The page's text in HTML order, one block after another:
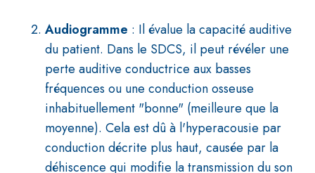
Audiogramme : Il évalue la capacité auditive
du patient. Dans le SDCS, il peut révéler une
perte auditive conductrice aux basses
fréquences ou une conduction osseuse
inhabituellement "bonne" (meilleure que la
moyenne). Cela est dû à l'hyperacousie par
conduction décrite plus haut, causée par la
déhiscence qui modifie la transmission du son